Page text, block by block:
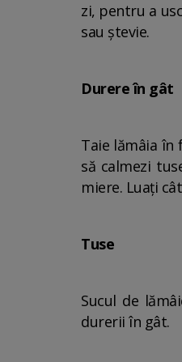
zi, pentru a
sau ștevie.
Durere în gât
Taie lămâia
să calmezi
miere. Luați
Tuse
Sucul de
durerii în gât.